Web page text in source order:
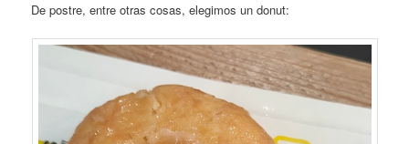
De postre, entre otras cosas, elegimos un donut: